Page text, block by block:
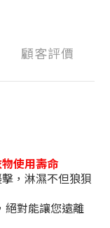
顧客評價
使用壽命
，淋濕不但狼狽
絕對能讓您遠離